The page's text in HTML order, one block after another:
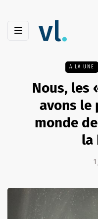
A LA UNE
Nous, les
avons le
monde
la